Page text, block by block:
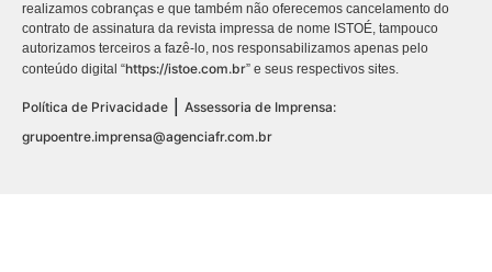
realizamos cobranças e que também não oferecemos cancelamento do
contrato de assinatura da revista impressa de nome ISTOÉ, tampouco
autorizamos terceiros a fazê-lo, nos responsabilizamos apenas pelo
conteúdo digital “https://istoe.com.br” e seus respectivos sites.
Política de Privacidade
Assessoria de Imprensa:
grupoentre.imprensa@agenciafr.com.br